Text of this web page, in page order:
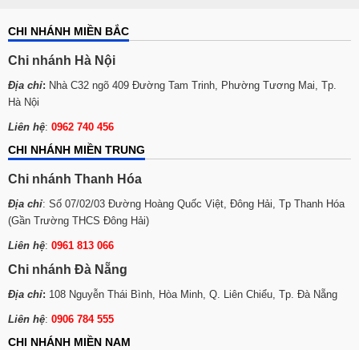
CHI NHÁNH MIỀN BẮC
Chi nhánh Hà Nội
Địa chỉ: Nhà C32 ngõ 409 Đường Tam Trinh, Phường Tương Mai, Tp.
Hà Nội
Liên hệ: 0962 740 456
CHI NHÁNH MIỀN TRUNG
Chi nhánh Thanh Hóa
Địa chỉ: Số 07/02/03 Đường Hoàng Quốc Việt, Đông Hải, Tp Thanh Hóa
(Gần Trường THCS Đông Hải)
Liên hệ: 0961 813 066
Chi nhánh Đà Nẵng
Địa chỉ: 108 Nguyễn Thái Bình, Hòa Minh, Q. Liên Chiểu, Tp. Đà Nẵng
Liên hệ: 0906 784 555
CHI NHÁNH MIỀN NAM